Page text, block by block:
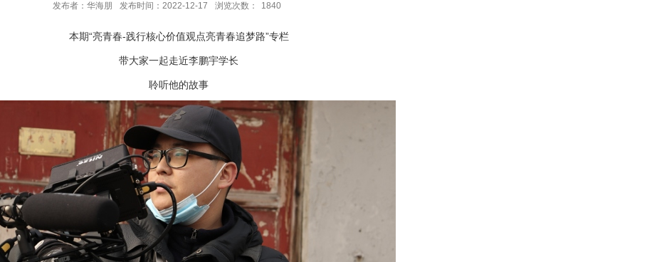
发布者：华海朋 发布时间：2022-12-17 浏览次数： 1840
本期“亮青春-践行核心价值观点亮青春追梦路”专栏
带大家一起走近李鹏宇学长
聆听他的故事